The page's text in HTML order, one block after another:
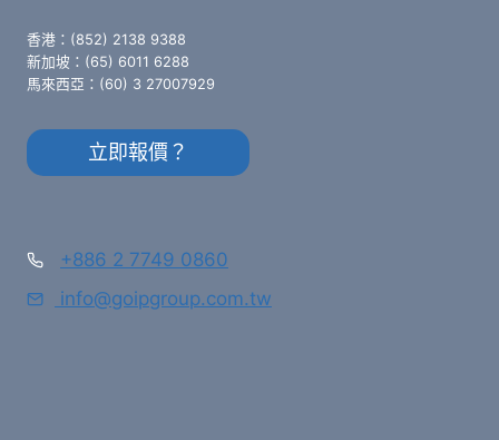
香港：(852) 2138 9388
新加坡：(65) 6011 6288
馬來西亞：(60) 3 27007929
立即報價？
+886 2 7749 0860
info@goipgroup.com.tw